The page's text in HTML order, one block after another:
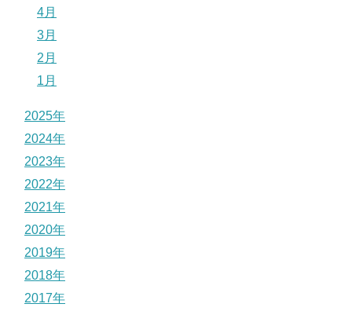
4月
3月
2月
1月
2025年
2024年
2023年
2022年
2021年
2020年
2019年
2018年
2017年